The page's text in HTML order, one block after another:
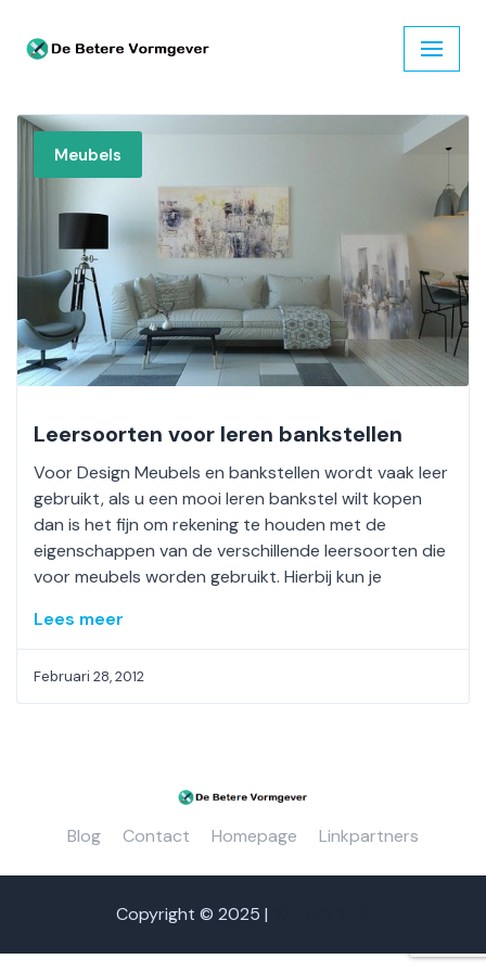
Ga
de
inhoud
Meubels
Leersoorten voor leren bankstellen
Voor Design Meubels en bankstellen wordt vaak leer
gebruikt, als u een mooi leren bankstel wilt kopen
dan is het fijn om rekening te houden met de
eigenschappen van de verschillende leersoorten die
voor meubels worden gebruikt. Hierbij kun je
Lees meer
Februari 28, 2012
Blog Contact Homepage Linkpartners
Copyright © 2025 |